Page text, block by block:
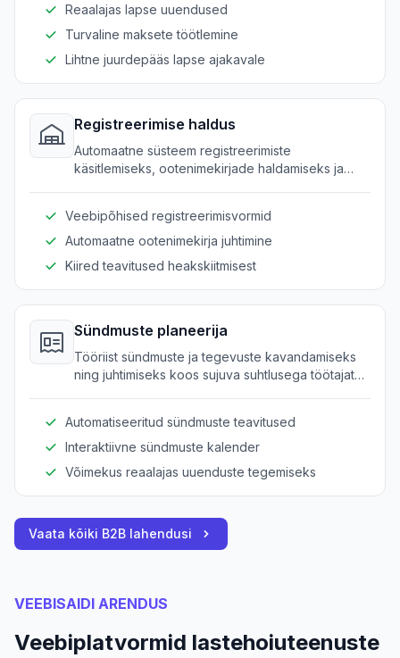
Reaalajas lapse uuendused
Turvaline maksete töötlemine
Lihtne juurdepääs lapse ajakavale
Registreerimise haldus
Automaatne süsteem registreerimiste
käsitlemiseks, ootenimekirjade haldamiseks ja
Veebipõhised registreerimisvormid
Automaatne ootenimekirja juhtimine
Kiired teavitused heakskiitmisest
Sündmuste planeerija
Tööriist sündmuste ja tegevuste kavandamiseks
ning juhtimiseks koos sujuva suhtlusega töötajate
Automatiseeritud sündmuste teavitused
Interaktiivne sündmuste kalender
Võimekus reaalajas uuenduste tegemiseks
Vaata kõiki B2B lahendusi
VEEBISAIDI ARENDUS
Veebiplatvormid lastehoiuteenuste